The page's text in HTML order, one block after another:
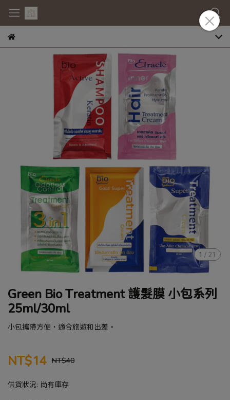
1 / 21
Green Bio Treatment 護髮膜 小包系列
25ml/30ml
小包攜帶方便，適合旅遊和出差。
NT$14 NT$40
供貨狀況: 尚有庫存